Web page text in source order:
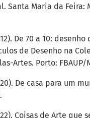
Santa Maria da Feira:
De 70 a 10:
de Desenho na
Artes. Porto: FBAUP/
De casa para um
Coisas de Arte que